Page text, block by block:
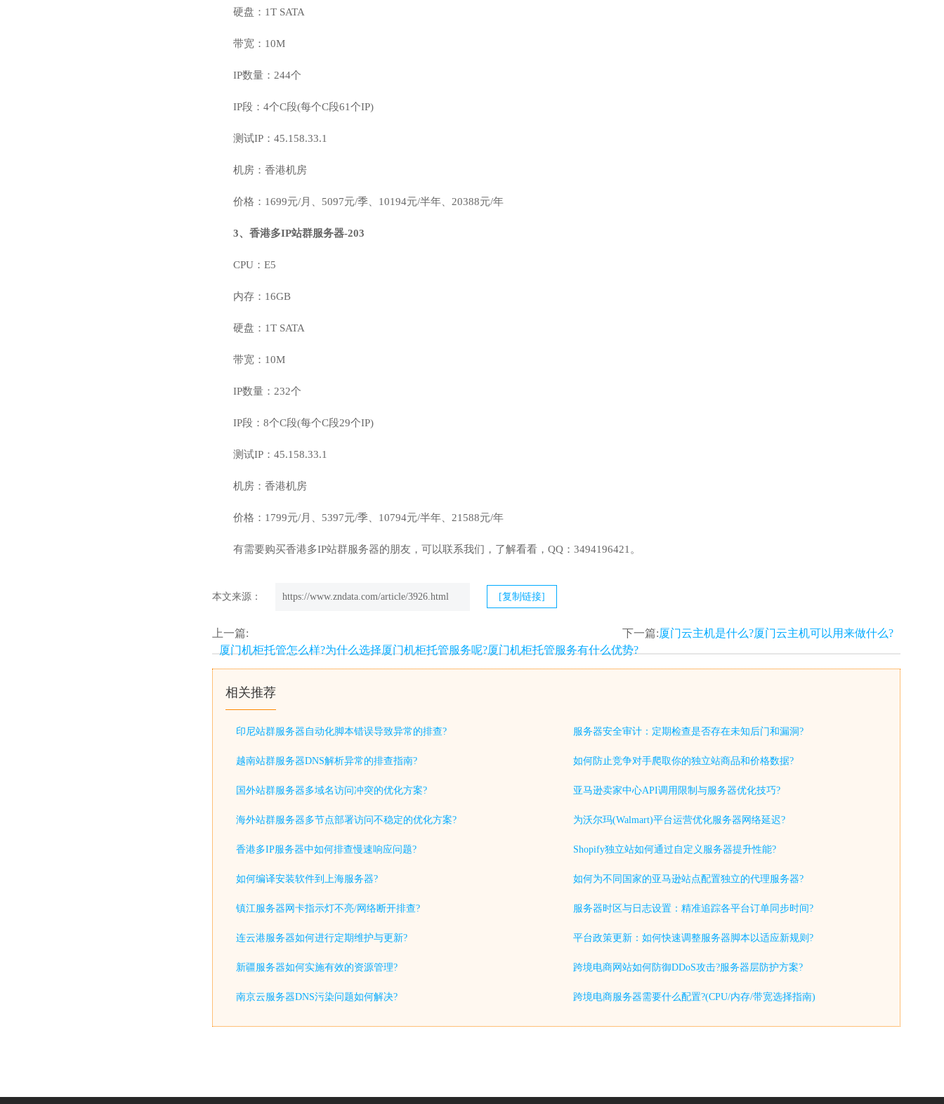
硬盘：1T SATA
带宽：10M
IP数量：244个
IP段：4个C段(每个C段61个IP)
测试IP：45.158.33.1
机房：香港机房
价格：1699元/月、5097元/季、10194元/半年、20388元/年
3、香港多IP站群服务器-203
CPU：E5
内存：16GB
硬盘：1T SATA
带宽：10M
IP数量：232个
IP段：8个C段(每个C段29个IP)
测试IP：45.158.33.1
机房：香港机房
价格：1799元/月、5397元/季、10794元/半年、21588元/年
有需要购买香港多IP站群服务器的朋友，可以联系我们，了解看看，QQ：3494196421。
本文来源： https://www.zndata.com/article/3926.html [复制链接]
上一篇:
厦门机柜托管怎么样?为什么选择厦门机柜托管服务呢?厦门机柜托管服务有什么优势?
下一篇:厦门云主机是什么?厦门云主机可以用来做什么?
相关推荐
印尼站群服务器自动化脚本错误导致异常的排查?
越南站群服务器DNS解析异常的排查指南?
国外站群服务器多域名访问冲突的优化方案?
海外站群服务器多节点部署访问不稳定的优化方案?
香港多IP服务器中如何排查慢速响应问题?
如何编译安装软件到上海服务器?
镇江服务器网卡指示灯不亮/网络断开排查?
连云港服务器如何进行定期维护与更新?
新疆服务器如何实施有效的资源管理?
南京云服务器DNS污染问题如何解决?
服务器安全审计：定期检查是否存在未知后门和漏洞?
如何防止竞争对手爬取你的独立站商品和价格数据?
亚马逊卖家中心API调用限制与服务器优化技巧?
为沃尔玛(Walmart)平台运营优化服务器网络延迟?
Shopify独立站如何通过自定义服务器提升性能?
如何为不同国家的亚马逊站点配置独立的代理服务器?
服务器时区与日志设置：精准追踪各平台订单同步时间?
平台政策更新：如何快速调整服务器脚本以适应新规则?
跨境电商网站如何防御DDoS攻击?服务器层防护方案?
跨境电商服务器需要什么配置?(CPU/内存/带宽选择指南)